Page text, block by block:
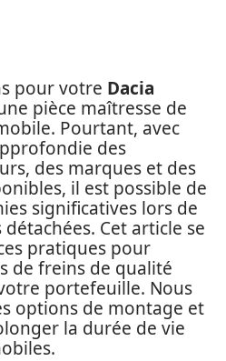
pour votre Dacia
pièce maîtresse de
Pourtant, avec
des
des marques et des
il est possible de
significatives lors de
détachées. Cet article se
pratiques pour
de freins de qualité
portefeuille. Nous
options de montage et
la durée de vie